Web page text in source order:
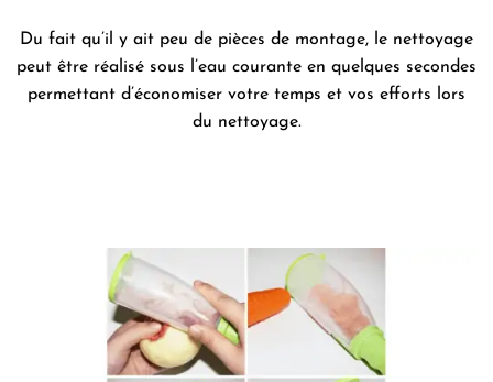
Du fait qu’il y ait peu de pièces de montage, le nettoyage
peut être réalisé sous l’eau courante en quelques secondes
permettant d’économiser votre temps et vos efforts lors
du nettoyage.